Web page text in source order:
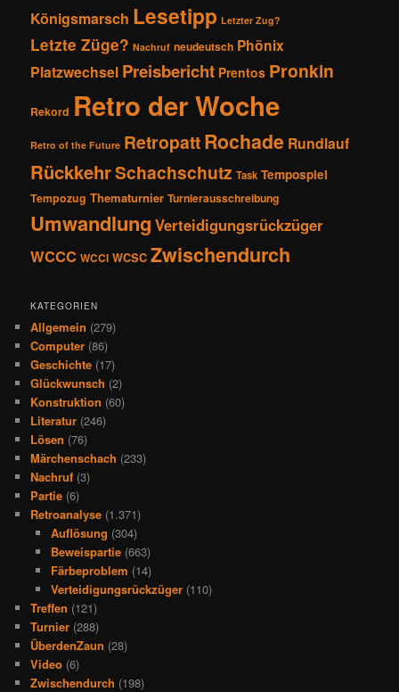
Königsmarsch Lesetipp Letzter Zug?
Letzte Züge? Nachruf neudeutsch Phönix
Platzwechsel Preisbericht Prentos Pronkin
Rekord Retro der Woche
Retro of the Future RetropattRochade Rundlauf
RückkehrSchachschutz Task Tempospiel
Tempozug Thematurnier Turnierausschreibung
Umwandlung Verteidigungsrückzüger
WCCC WCCI WCSC Zwischendurch
KATEGORIEN
Allgemein (279)
Computer (86)
Geschichte (17)
Glückwunsch (2)
Konstruktion (60)
Literatur (246)
Lösen (76)
Märchenschach (233)
Nachruf (3)
Partie (6)
Retroanalyse (1.371)
Auflösung (304)
Beweispartie(663)
Färbeproblem (14)
Verteidigungsrückzüger(110)
Treffen (121)
Turnier (288)
ÜberdenZaun (28)
Video (6)
Zwischendurch (198)